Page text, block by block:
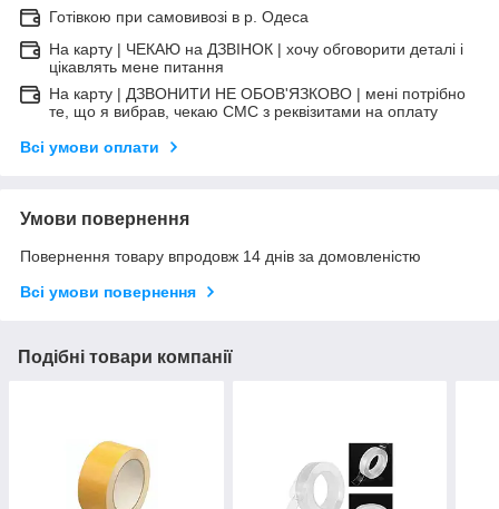
Готівкою при самовивозі в р. Одеса
На карту | ЧЕКАЮ на ДЗВІНОК | хочу обговорити деталі і
цікавлять мене питання
На карту | ДЗВОНИТИ НЕ ОБОВ'ЯЗКОВО | мені потрібно
те, що я вибрав, чекаю СМС з реквізитами на оплату
Всі умови оплати
Умови повернення
Повернення товару впродовж 14 днів за домовленістю
Всі умови повернення
Подібні товари компанії